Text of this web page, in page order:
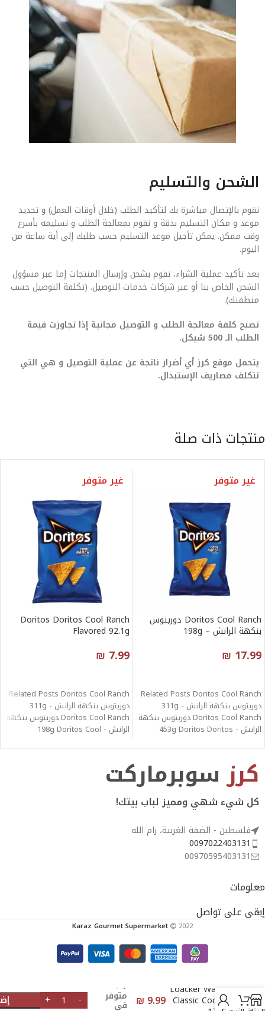
الشحن والتسليم
نقوم بالإتصال مباشرة بك لتأكيد الطلب (خلال أوقات العمل) و تحديد
موعد و مكان التسليم بدقة و نقوم بمعالجة الطلب و تسليمه بأسرع
وقت ممكن. يمكن تأجيل موعد التسليم حسب طلبك إلى أية ساعة من
اليوم.
بعد تأكيد عملية الشراء، نقوم بشحن وإرسال المنتجات إما عبر مسؤول
الشحن الخاص بنا أو عبر شركات خدمات التوصيل. (تكلفة التوصيل حسب
منطقتك).
تصبح كلفة معالجة الطلب و التوصيل مجانية إذا تجاوزت قيمة
الطلب الـ 500 شيكل.
يتحمل موقع كرز أي أضرار ناتجة عن عملية التوصيل و هي التي
تتكلف مصاريف الإستبدال.
منتجات ذات صلة
غير متوفر
Doritos Cool Ranch دوريتوس
بنكهة الرانش – 198g
₪ 17.99
Related Posts Doritos Cool Ranch
دوريتوس بنكهة الرانش - 311g
Doritos Cool Ranch دوريتوس بنكهة
الرانش - 453g Doritos Doritos
غير متوفر
Doritos Doritos Cool Ranch
Flavored 92.1g
₪ 7.99
Related Posts Doritos Cool Ranch
دوريتوس بنكهة الرانش - 311g
Doritos Cool Ranch دوريتوس بنكهة
الرانش - 198g Doritos Cool
كرز سوبرماركت
كل شيء شهي ومميز لباب بيتك!
فلسطين - الضفة الغربية، رام الله
0097022403131
00970595403131
معلومات
إبقى على تواصل
Karaz Gourmet Supermarket 2022
Loacker Wafer
Classic Cocoa
₪ 9.99
7
متوفر
في